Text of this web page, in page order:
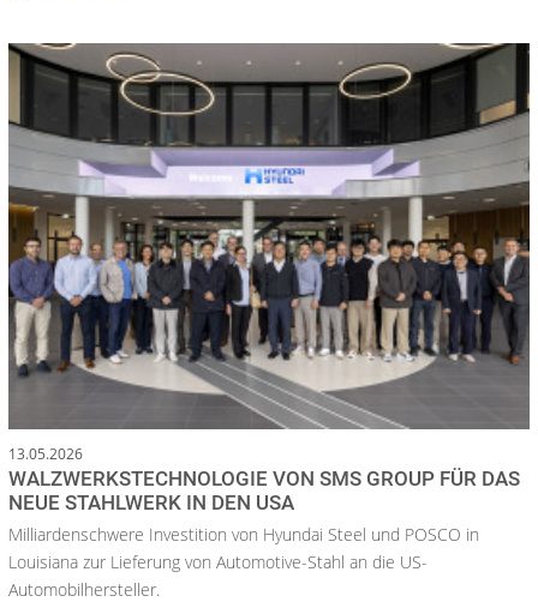
13.05.2026
WALZWERKSTECHNOLOGIE VON SMS GROUP FÜR DAS
NEUE STAHLWERK IN DEN USA
Milliardenschwere Investition von Hyundai Steel und POSCO in
Louisiana zur Lieferung von Automotive-Stahl an die US-
Automobilhersteller.